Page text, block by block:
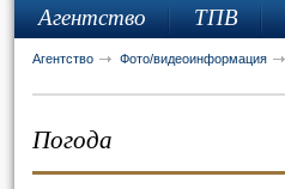
Агентство ТПВ
Агентство Фото/видеоинформация
Погода